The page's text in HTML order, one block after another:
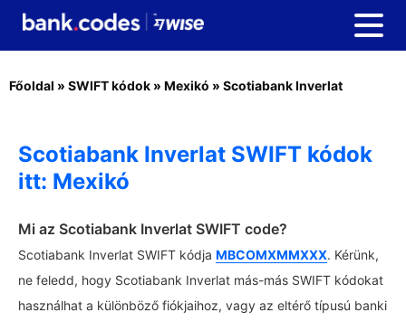
Főoldal » SWIFT kódok » Mexikó » Scotiabank Inverlat
Scotiabank Inverlat SWIFT kódok
itt: Mexikó
Mi az Scotiabank Inverlat SWIFT code?
Scotiabank Inverlat SWIFT kódja MBCOMXMMXXX. Kérünk,
ne feledd, hogy Scotiabank Inverlat más-más SWIFT kódokat
használhat a különböző fiókjaihoz, vagy az eltérő típusú banki